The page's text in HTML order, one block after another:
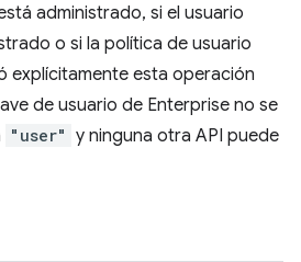
administrado, si el usuario
o si la política de usuario
explícitamente esta operación
de usuario de Enterprise no se
"user" y ninguna otra API puede